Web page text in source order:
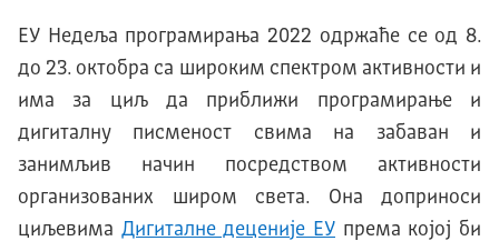
ЕУ Недеља програмирања 2022 одржаће се од 8.
до 23. октобра са широким спектром активности и
има за циљ да приближи програмирање и
дигиталну писменост свима на забаван и
занимљив начин посредством активности
организованих широм света. Она доприноси
циљевима Дигиталне деценије ЕУ према којој би